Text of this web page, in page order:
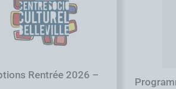
Rentrée 2026 –